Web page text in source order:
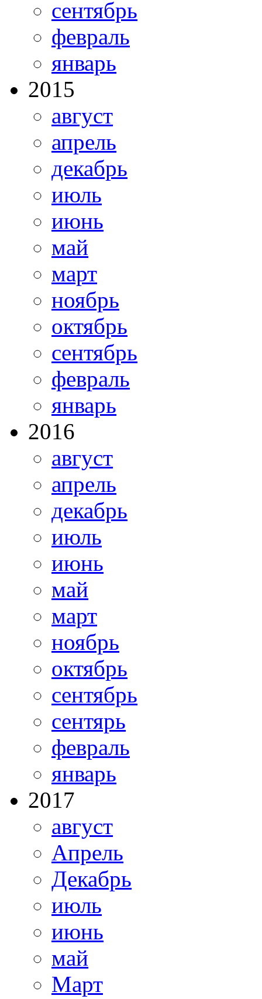
сентябрь
февраль
январь
2015
август
апрель
декабрь
июль
июнь
май
март
ноябрь
октябрь
сентябрь
февраль
январь
2016
август
апрель
декабрь
июль
июнь
май
март
ноябрь
октябрь
сентябрь
сентярь
февраль
январь
2017
август
Апрель
Декабрь
июль
июнь
май
Март